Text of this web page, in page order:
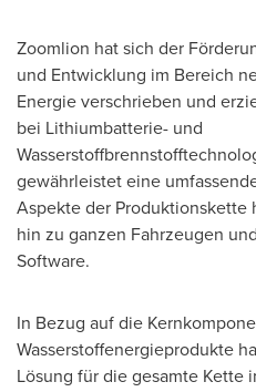
Zoomlion hat sich der
und Entwicklung im Bereich
Energie verschrieben und
bei Lithiumbatterie- und
gewährleistet eine
Aspekte der Produktionskette
hin zu ganzen Fahrzeugen
Software.
In Bezug auf die
Wasserstoffenergieprodukte
Lösung für die gesamte Kette